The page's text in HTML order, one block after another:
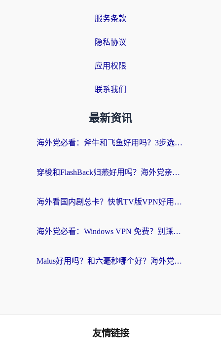
服务条款
隐私协议
应用权限
联系我们
最新资讯
海外党必看：斧牛和飞鱼好用吗？3步选对回国加速器，无缝刷剧玩国服
穿梭和FlashBack归燕好用吗？海外党亲测3款热门回国加速器，教你选对不踩坑
海外看国内剧总卡？快帆TV版VPN好用吗？和快滚VPN对比哪个回国效果更好？
海外党必看：Windows VPN 免费？别踩坑！教你选对好用的国内加速器无缝回国
Malus好用吗？和六毫秒哪个好？海外党选回国加速器的避坑指南
友情链接